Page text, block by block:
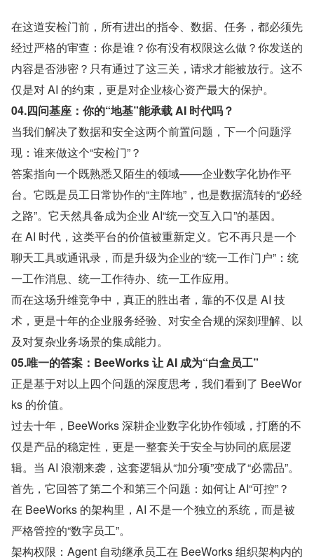
在这道安检门前，所有进出的指令、数据、任务，都必须先
经过严格的审查：你是谁？你有没有权限这么做？你发送的
内容是否涉密？只有通过了这三关，请求才能被放行。这不
仅是对 AI 的约束，更是对企业核心资产最大的保护。
04.四问基座：你的“地基”能承载 AI 时代吗？
当我们解决了数据和安全这两个前置问题，下一个问题浮
现：谁来做这个“安检门”？
答案指向一个既熟悉又陌生的领域——企业数字化协作平
台。它既是员工日常协作的“主阵地”，也是数据流转的“必经
之路”。它天然具备成为企业 AI“统一交互入口”的基因。
在 AI 时代，这类平台的价值被重新定义。它不再只是一个
聊天工具或通讯录，而是升级为企业的“统一工作门户”：统
一工作消息、统一工作待办、统一工作应用。
而在这场升维竞争中，真正的胜出者，靠的不仅是 AI 技
术，更是十年的企业服务经验、对安全合规的深刻理解、以
及对复杂业务场景的集成能力。
05.唯一的答案：BeeWorks 让 AI 成为“白盒员工”
正是基于对以上四个问题的深度思考，我们看到了 BeeWor
ks 的价值。
过去十年，BeeWorks 深耕企业数字化协作领域，打磨的不
仅是产品的稳定性，更是一整套关于安全与协同的底层逻
辑。当 AI 浪潮来袭，这套逻辑从“加分项”变成了“必需品”。
首先，它回答了第二个和第三个问题：如何让 AI“可控”？
在 BeeWorks 的架构里，AI 不是一个独立的系统，而是被
严格管控的“数字员工”。
架构权限：Agent 自动继承员工在 BeeWorks 组织架构内的